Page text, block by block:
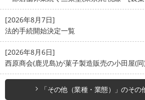
[2026年8月7日]
法的手続開始決定一覧
[2026年8月6日]
西原商会(鹿児島)が菓子製造販売の小田屋(
「その他（業種・業態）」のその